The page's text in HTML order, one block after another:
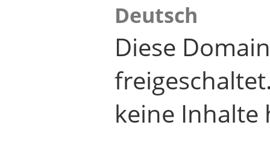
Deutsch
Diese
keine Inhalte